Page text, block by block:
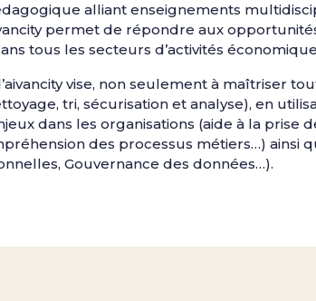
alliant enseignements
permet de répondre aux
tous les secteurs d’activités
vise, non seulement à maîtriser
tri, sécurisation et analyse), en
dans les organisations (aide à la prise
des processus métiers…) ainsi
Gouvernance des données…).